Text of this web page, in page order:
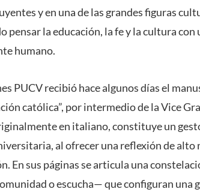
y en una de las grandes figuras
pensar la educación, la fe y la cultura con
humano.
PUCV recibió hace algunos días el
católica”, por intermedio de la Vice
en italiano, constituye un
al ofrecer una reflexión de alto
En sus páginas se articula una
o escucha— que configuran una